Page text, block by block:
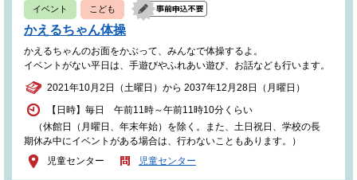
イベント こども
かえるちゃん体操
かえるちゃんのお面をかぶって、みんなで体操するよ。
イベントがない平日は、手遊びやふれあい遊び、お話なども行います。
2021年10月2日（土曜日）から 2037年12月28日（月曜日）
【日時】毎日 午前11時～午前11時10分くらい
（休館日（月曜日、年末年始）を除く。また、土日祝日、学校の長
期休み中にイベントがある場合は、行わないこともあります。）
児童センター
児童センター